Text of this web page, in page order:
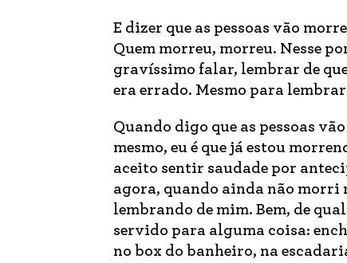
E dizer que as pessoas vão
Quem morreu, morreu. Nesse
gravíssimo falar, lembrar de
era errado. Mesmo para
Quando digo que as pessoas
mesmo, eu é que já estou
aceito sentir saudade por
agora, quando ainda não morri
lembrando de mim. Bem, de
servido para alguma coisa:
no box do banheiro, na